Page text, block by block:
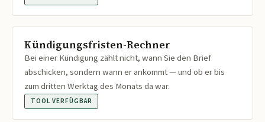
Kündigungsfristen-Rechner
Bei einer Kündigung zählt nicht, wann Sie den Brief
abschicken, sondern wann er ankommt — und ob er bis
zum dritten Werktag des Monats da war.
TOOL VERFÜGBAR